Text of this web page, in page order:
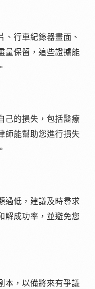
、行車紀錄器畫面、
量保留，這些證據能
己的損失，包括醫療
師能幫助您進行損失
過低，建議及時尋求
解成功率，並避免您
本，以備將來有爭議